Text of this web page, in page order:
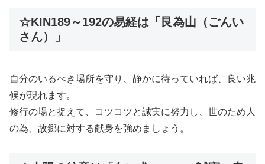
☆KIN189～192の易経は「艮為山（ごんい
さん）」
自分のいるべき場所を守り、静かに待っていれば、良い兆
候が現れます。
修行の場と捉えて、コツコツと誠実に努力し、世のため人
の為、故郷に対する献身を強めましょう。